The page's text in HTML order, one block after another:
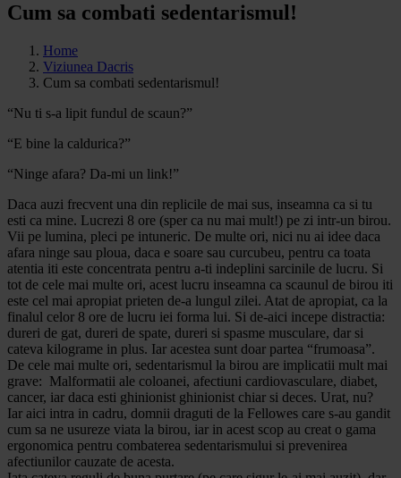
Cum sa combati sedentarismul!
Home
Viziunea Dacris
Cum sa combati sedentarismul!
“Nu ti s-a lipit fundul de scaun?”
“E bine la caldurica?”
“Ninge afara? Da-mi un link!”
Daca auzi frecvent una din replicile de mai sus, inseamna ca si tu
esti ca mine. Lucrezi 8 ore (sper ca nu mai mult!) pe zi intr-un birou.
Vii pe lumina, pleci pe intuneric. De multe ori, nici nu ai idee daca
afara ninge sau ploua, daca e soare sau curcubeu, pentru ca toata
atentia iti este concentrata pentru a-ti indeplini sarcinile de lucru. Si
tot de cele mai multe ori, acest lucru inseamna ca scaunul de birou iti
este cel mai apropiat prieten de-a lungul zilei. Atat de apropiat, ca la
finalul celor 8 ore de lucru iei forma lui. Si de-aici incepe distractia:
dureri de gat, dureri de spate, dureri si spasme musculare, dar si
cateva kilograme in plus. Iar acestea sunt doar partea “frumoasa”.
De cele mai multe ori, sedentarismul la birou are implicatii mult mai
grave: Malformatii ale coloanei, afectiuni cardiovasculare, diabet,
cancer, iar daca esti ghinionist ghinionist chiar si deces. Urat, nu?
Iar aici intra in cadru, domnii draguti de la Fellowes care s-au gandit
cum sa ne usureze viata la birou, iar in acest scop au creat o gama
ergonomica pentru combaterea sedentarismului si prevenirea
afectiunilor cauzate de acesta.